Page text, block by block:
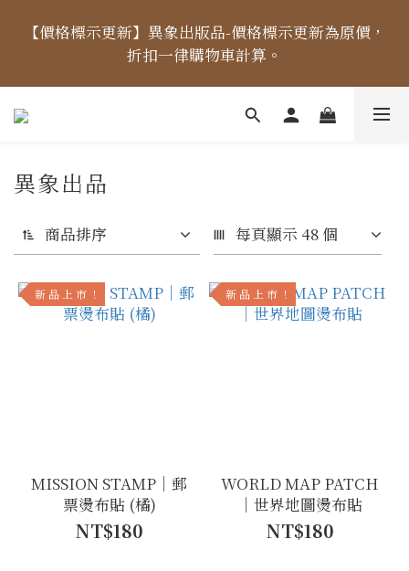
【價格標示更新】異象出版品-價格標示更新為原價，
折扣一律購物車計算。
【價格標示更新】異象出版品-價格標示更新為原價，
折扣一律購物車計算。
【出貨時間】04/14起，每周二、四、五出貨 (國定假
日除外) ，出貨日當天「中午12點前未完成付款」之訂
【價格標示更新】異象出版品-價格標示更新為原價，
折扣一律購物車計算。
異象出品
商品排序 每頁顯示 48 個
新 品 上 市 ！
MISSION STAMP｜郵
票燙布貼 (橘)
NT$180
新 品 上 市 ！
WORLD MAP PATCH
｜世界地圖燙布貼
NT$180